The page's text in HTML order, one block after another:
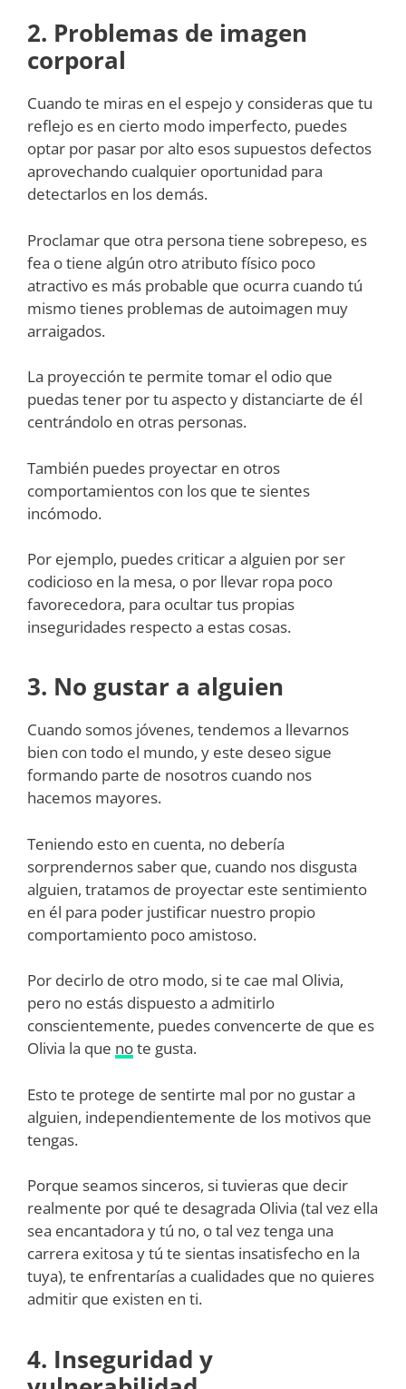
2. Problemas de imagen
corporal
Cuando te miras en el espejo y consideras que tu
reflejo es en cierto modo imperfecto, puedes
optar por pasar por alto esos supuestos defectos
aprovechando cualquier oportunidad para
detectarlos en los demás.
Proclamar que otra persona tiene sobrepeso, es
fea o tiene algún otro atributo físico poco
atractivo es más probable que ocurra cuando tú
mismo tienes problemas de autoimagen muy
arraigados.
La proyección te permite tomar el odio que
puedas tener por tu aspecto y distanciarte de él
centrándolo en otras personas.
También puedes proyectar en otros
comportamientos con los que te sientes
incómodo.
Por ejemplo, puedes criticar a alguien por ser
codicioso en la mesa, o por llevar ropa poco
favorecedora, para ocultar tus propias
inseguridades respecto a estas cosas.
3. No gustar a alguien
Cuando somos jóvenes, tendemos a llevarnos
bien con todo el mundo, y este deseo sigue
formando parte de nosotros cuando nos
hacemos mayores.
Teniendo esto en cuenta, no debería
sorprendernos saber que, cuando nos disgusta
alguien, tratamos de proyectar este sentimiento
en él para poder justificar nuestro propio
comportamiento poco amistoso.
Por decirlo de otro modo, si te cae mal Olivia,
pero no estás dispuesto a admitirlo
conscientemente, puedes convencerte de que es
Olivia la que note gusta.
Esto te protege de sentirte mal por no gustar a
alguien, independientemente de los motivos que
tengas.
Porque seamos sinceros, si tuvieras que decir
realmente por qué te desagrada Olivia (tal vez ella
sea encantadora y tú no, o tal vez tenga una
carrera exitosa y tú te sientas insatisfecho en la
tuya), te enfrentarías a cualidades que no quieres
admitir que existen en ti.
4. Inseguridad y